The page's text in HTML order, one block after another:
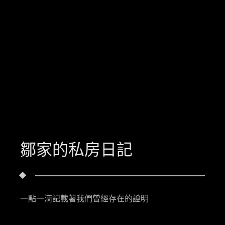
鄒家的私房日記
一點一滴記載著我們曾經存在的證明